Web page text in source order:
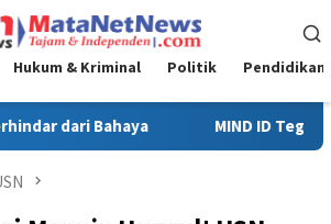
Hukum & Kriminal Politik Pendidikan
Dukungan Penuh Bagi PT Vale di